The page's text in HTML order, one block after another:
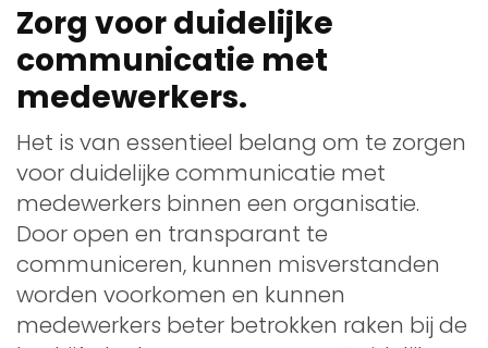
Zorg voor duidelijke
communicatie met
medewerkers.
Het is van essentieel belang om te zorgen
voor duidelijke communicatie met
medewerkers binnen een organisatie.
Door open en transparant te
communiceren, kunnen misverstanden
worden voorkomen en kunnen
medewerkers beter betrokken raken bij de